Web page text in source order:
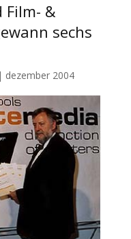
Film- &
sechs
dezember 2004